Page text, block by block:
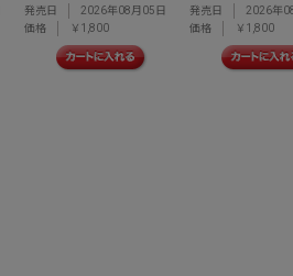
発売日
2026年08月05日
価格
￥1,800
発売日
2026年
価格
￥1,800